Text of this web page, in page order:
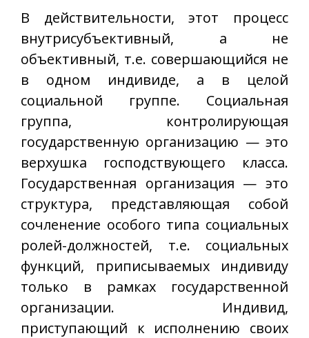
В действительности, этот процесс
внутрисубъективный, а не
объективный, т.е. совершающийся не
в одном индивиде, а в целой
социальной группе. Социальная
группа, контролирующая
государственную организацию — это
верхушка господствующего класса.
Государственная организация — это
структура, представляющая собой
сочленение особого типа социальных
ролей-должностей, т.е. социальных
функций, приписываемых индивиду
только в рамках государственной
организации. Индивид,
приступающий к исполнению своих